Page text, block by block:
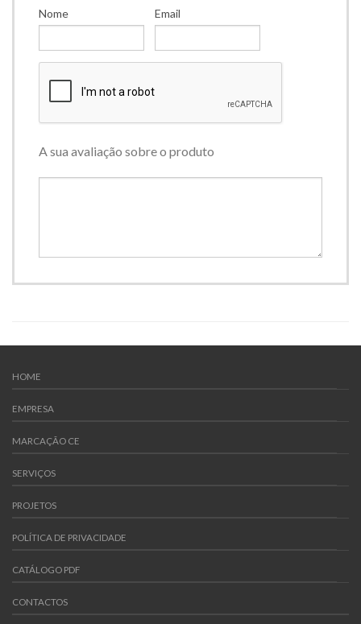
Nome Email
A sua avaliação sobre o produto
HOME
EMPRESA
MARCAÇÃO CE
SERVIÇOS
PROJETOS
POLÍTICA DE PRIVACIDADE
CATÁLOGO PDF
CONTACTOS